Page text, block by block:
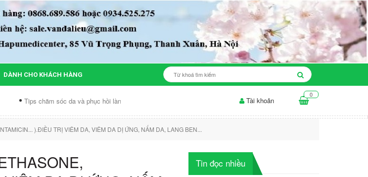
DÀNH CHO KHÁCH HÀNG
chăm sóc da và phục hồi làn... Thời gian để sản phẩm làm trắng da...
0
Tài khoản
).ĐIỀU TRỊ VIÊM DA, VIÊM DA DỊ ỨNG, NẤM DA, LANG BEN...
Tin đọc nhiều